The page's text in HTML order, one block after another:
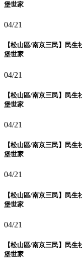
堡世家
04/21
【松山區/南京三民】民
堡世家
04/21
【松山區/南京三民】民
堡世家
04/21
【松山區/南京三民】民
堡世家
04/21
【松山區/南京三民】民
堡世家
04/21
【松山區/南京三民】民
堡世家